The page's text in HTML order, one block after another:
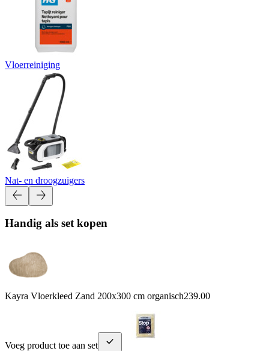
Vloerreiniging
Nat- en droogzuigers
Handig als set kopen
Kayra Vloerkleed Zand 200x300 cm organisch239.00
Voeg product toe aan set